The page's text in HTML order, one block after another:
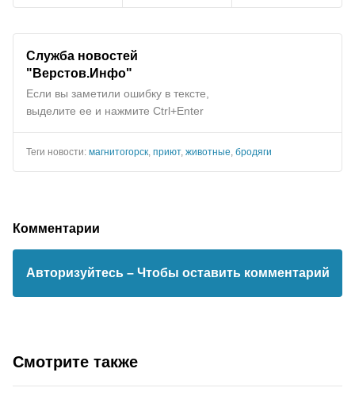
Служба новостей
"Верстов.Инфо"
Если вы заметили ошибку в тексте,
выделите ее и нажмите Ctrl+Enter
Теги новости: магнитогорск приют, животные бродяги
Комментарии
Авторизуйтесь – Чтобы оставить комментарий
Смотрите также